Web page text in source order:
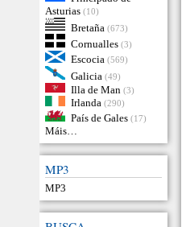
Asturias (10)
Bretaña (673)
Cornualles (3)
Escocia (569)
Galicia (49)
Illa de Man (3)
Irlanda (290)
País de Gales (17)
Máis…
MP3
MP3